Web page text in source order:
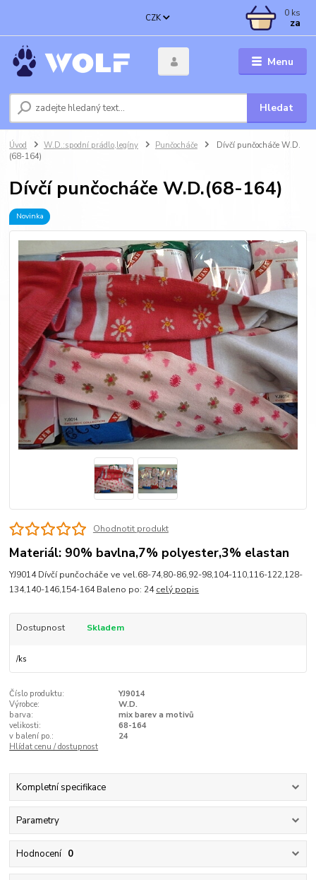
Menu
CZK
Hledat
0 ks
za
Úvod W.D.:spodní prádlo,legíny Punčocháče
Dívčí punčocháče W.D.
(68-164)
Dívčí punčocháče W.D.(68-164)
Novinka
Ohodnotit produkt
Materiál: 90% bavlna,7% polyester,3% elastan
YJ9014 Dívčí punčocháče ve vel.68-74,80-86,92-98,104-110,116-122,128-
134,140-146,154-164 Baleno po: 24celý popis
Dostupnost Skladem
/ks
Číslo produktu:
YJ9014
Výrobce:
W.D.
barva:
mix barev a motivů
velikosti:
68-164
v balení po.:
24
Hlídat cenu / dostupnost
Kompletní specifikace
Parametry
Hodnocení 0